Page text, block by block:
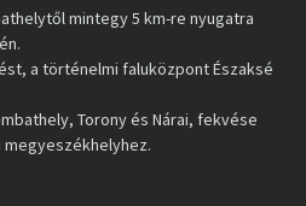
mintegy 5 km-re nyugatra
a történelmi faluközpont Északsé
Torony és Nárai, fekvése